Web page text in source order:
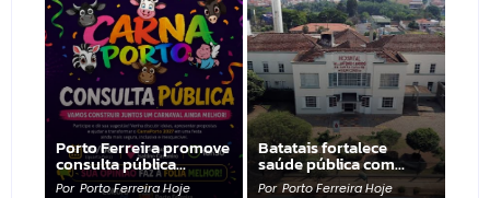
Porto Ferreira promove
consulta pública…
Por Porto Ferreira Hoje
Batatais fortalece
saúde pública com…
Por Porto Ferreira Hoje